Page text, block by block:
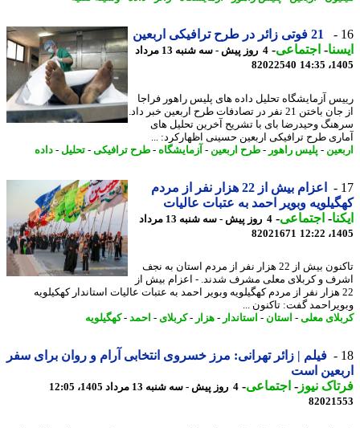
21 فوتی زائر در طرح ترافیکی اربعین
-اجتماعی-
4 روز پیش - سه شنبه 13 مرداد
82022540
آزمایشگاه تحلیل داده های پلیس راهور فراجا
از جان باختن 21 نفر در تصادفات طرح اربعین خبر داد.
وحیدرضا بای با تشریح آخرین تحلیل های
طرح ترافیکی اربعین حسینی اظهارکرد: ...
-پلیس راهور -طرح اربعین -آزمایشگاه-طرح ترافیکی-تحلیل-داده
اعزام بیش از 22 هزار نفر از مردم
وبویر احمد به عتبات عالیات
-اجتماعی-
4 روز پیش - سه شنبه 13 مرداد
82021671
تاکنون بیش از 22 هزار نفر از مردم استان به نجف
و کربلای معلی مشرف شدند. - اعزام بیش از
هزار نفر از مردم کهگیلویه وبویر احمد به عتبات عالیات استاندار کهکیلویه
گفت: تاکنون ...
معلی-استان-استاندار-هزار - کربلای -احمد -کهگیلویه
فیلم | زائر تهرانی: مرز خسروی انتخابی آرام و روان برای سفر
است
نیوز-اجتماعی-4 روز پیش - سه شنبه 13 مرداد 1405، 12:05